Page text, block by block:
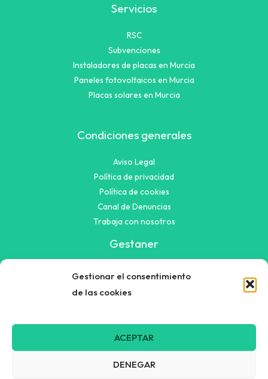
Gestionar el consentimiento
de las cookies
ACEPTAR
DENEGAR
Servicios
RSC
Subvenciones
Instaladores de placas en Murcia
Paneles fotovoltaicos en Murcia
Placas solares en Murcia
Condiciones generales
Aviso Legal
Política de privacidad
Política de cookies
Canal de Denuncias
Trabaja con nosotros
Gestaner